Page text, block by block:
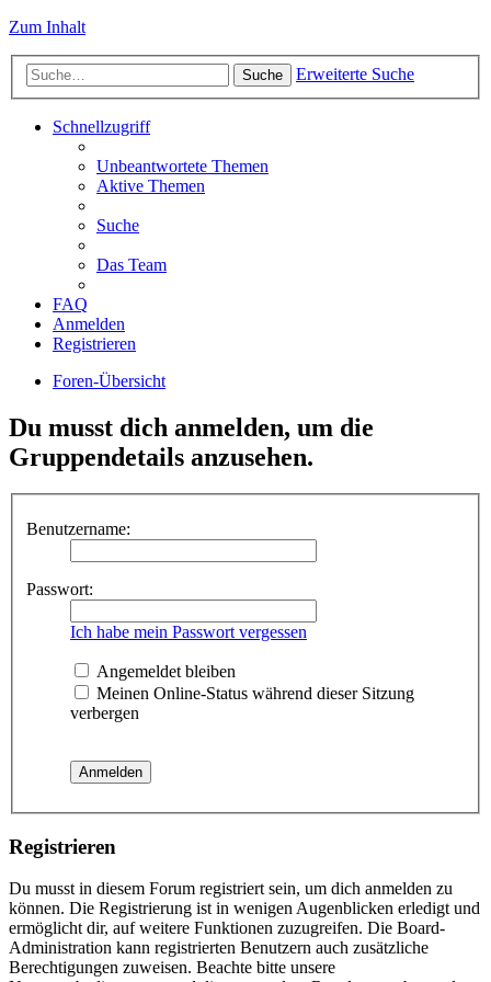
Zum Inhalt
Suche Erweiterte Suche
Schnellzugriff
Unbeantwortete Themen
Aktive Themen
Suche
Das Team
FAQ
Anmelden
Registrieren
Foren-Übersicht
Du musst dich anmelden, um die
Gruppendetails anzusehen.
Benutzername:
Passwort:
Ich habe mein Passwort vergessen
Angemeldet bleiben
Meinen Online-Status während dieser Sitzung
verbergen
Registrieren
Du musst in diesem Forum registriert sein, um dich anmelden zu
können. Die Registrierung ist in wenigen Augenblicken erledigt und
ermöglicht dir, auf weitere Funktionen zuzugreifen. Die Board-
Administration kann registrierten Benutzern auch zusätzliche
Berechtigungen zuweisen. Beachte bitte unsere